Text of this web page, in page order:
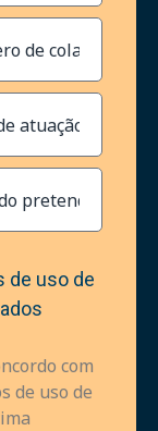
de uso de
com
de uso de